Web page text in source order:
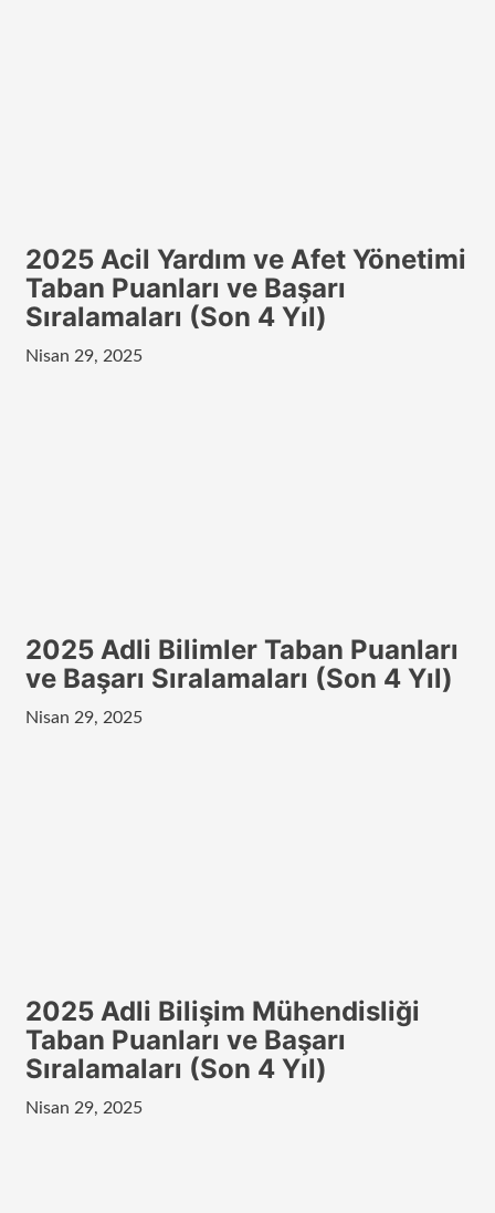
2025 Acil Yardım ve Afet Yönetimi
Taban Puanları ve Başarı
Sıralamaları (Son 4 Yıl)
Nisan 29, 2025
2025 Adli Bilimler Taban Puanları
ve Başarı Sıralamaları (Son 4 Yıl)
Nisan 29, 2025
2025 Adli Bilişim Mühendisliği
Taban Puanları ve Başarı
Sıralamaları (Son 4 Yıl)
Nisan 29, 2025